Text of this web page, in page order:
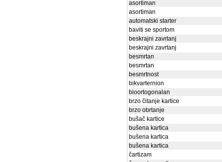
asortiman
asortiman
automatski starter
baviti se sportom
beskrajni zavrtanj
beskrajni zavrtanj
besmrtan
besmrtan
besmrtnost
bikvarternion
bioortogonalan
brzo čitanje kartice
brzo obrtanje
bušač kartice
bušena kartica
bušena kartica
bušena kartica
čartizam